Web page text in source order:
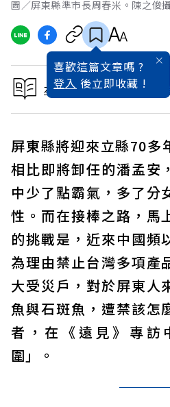
圖／屏東縣準市長周春米。陳之俊
喜歡這篇文章嗎 ?
登入 後立即收藏 !
本文出自 2023 / 1月號
屏東縣將迎來立縣70多
相比即將卸任的潘孟安
中少了點霸氣，多了分
性。而在接棒之路，馬
的挑戰是，近來中國頻
為理由禁止台灣多項產
大受災戶，對於屏東人
魚與石斑魚，遭禁該怎
者，在《遠見》專訪
圍」。